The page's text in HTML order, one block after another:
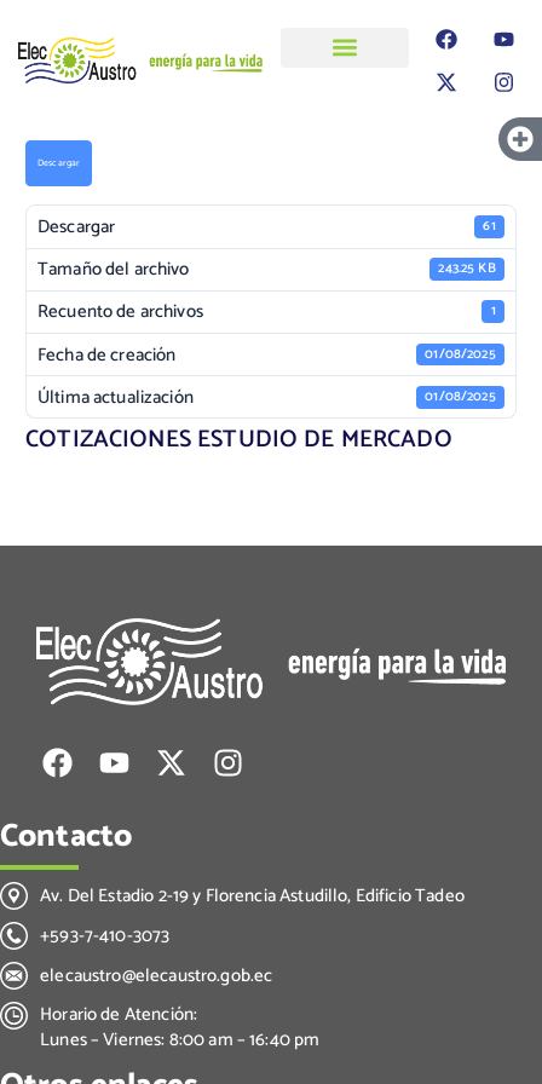
Descargar
Descargar 61
Tamaño del archivo 243.25 KB
Recuento de archivos 1
Fecha de creación 01/08/2025
Última actualización 01/08/2025
COTIZACIONES ESTUDIO DE MERCADO
Contacto
Av. Del Estadio 2-19 y Florencia Astudillo, Edificio Tadeo
+593-7-410-3073
elecaustro@elecaustro.gob.ec
Horario de Atención:
Lunes – Viernes: 8:00 am – 16:40 pm